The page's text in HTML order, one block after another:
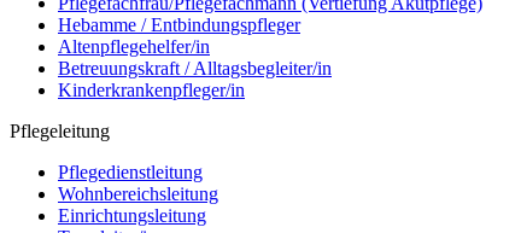
Hebamme / Entbindungspfleger
Altenpflegehelfer/in
Betreuungskraft / Alltagsbegleiter/in
Kinderkrankenpfleger/in
Pflegeleitung
Pflegedienstleitung
Wohnbereichsleitung
Einrichtungsleitung